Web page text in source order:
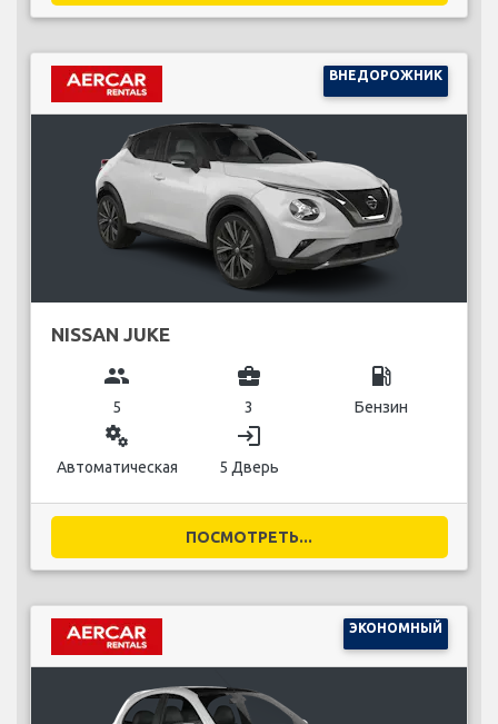
ВНЕДОРОЖНИК
NISSAN JUKE
group
5
business_center
3
local_gas_station
Бензин
miscellaneous_services
Автоматическая
login
5 Дверь
ПОСМОТРЕТЬ...
ЭКОНОМНЫЙ